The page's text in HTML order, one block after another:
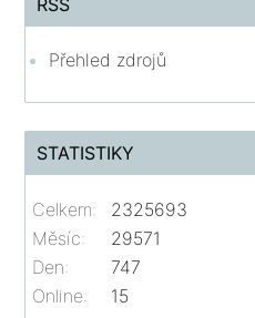
Přehled zdrojů
STATISTIKY
Online: 15
Celkem:
2325693
Měsíc:
29571
Den:
747